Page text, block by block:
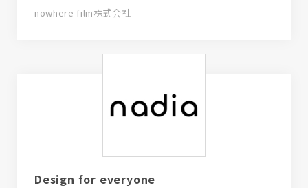
nowhere film株式会社
Design for everyone